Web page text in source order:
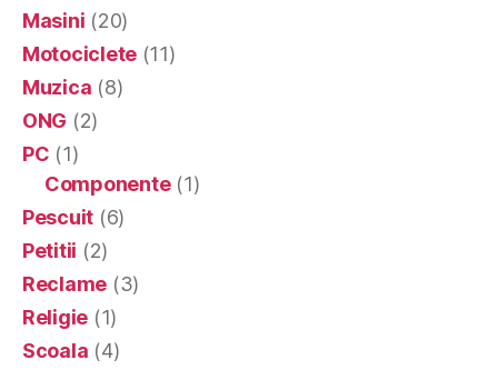
Masini (20)
Motociclete (11)
Muzica (8)
ONG (2)
PC (1)
Componente(1)
Pescuit (6)
Petitii (2)
Reclame (3)
Religie (1)
Scoala (4)